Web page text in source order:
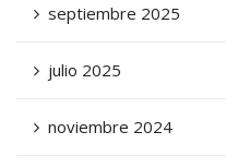
septiembre 2025
julio 2025
noviembre 2024